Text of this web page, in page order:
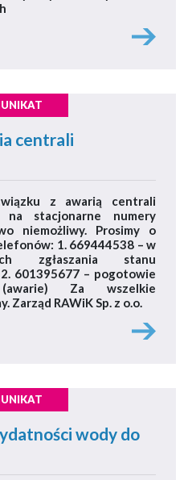
centrali
z awarią centrali
stacjonarne numery
niemożliwy. Prosimy o
1. 669444538 – w
zgłaszania stanu
601395677 – pogotowie
(awarie) Za wszelkie
Zarząd RAWiK Sp. z o.o.
wody do